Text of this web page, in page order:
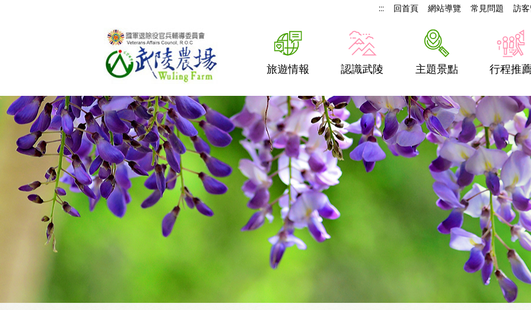
::: 回首頁 網站導覽 常見問題 訪
旅遊情報 認識武陵 主題景點 行程推